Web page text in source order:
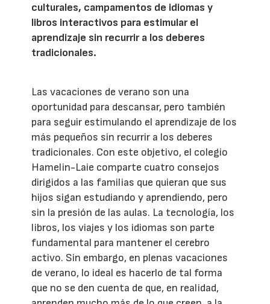
culturales, campamentos de idiomas y
libros interactivos para estimular el
aprendizaje sin recurrir a los deberes
tradicionales.
Las vacaciones de verano son una
oportunidad para descansar, pero también
para seguir estimulando el aprendizaje de los
más pequeños sin recurrir a los deberes
tradicionales. Con este objetivo, el colegio
Hamelin-Laie comparte cuatro consejos
dirigidos a las familias que quieran que sus
hijos sigan estudiando y aprendiendo, pero
sin la presión de las aulas. La tecnología, los
libros, los viajes y los idiomas son parte
fundamental para mantener el cerebro
activo. Sin embargo, en plenas vacaciones
de verano, lo ideal es hacerlo de tal forma
que no se den cuenta de que, en realidad,